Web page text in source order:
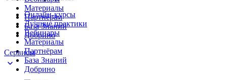
Онлайн-курсы
Лучшие практики
Вебинары
Материалы
Партнёрам
База Знаний
Добрино
Материалы
Партнёрам
База Знаний
Добрино
Сервисы